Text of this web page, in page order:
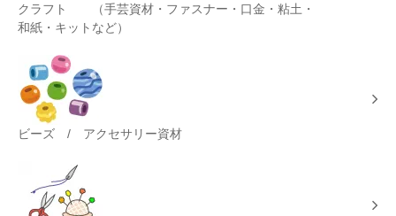
クラフト （手芸資材・ファスナー・口金・粘土・
和紙・キットなど）
ビーズ / アクセサリー資材